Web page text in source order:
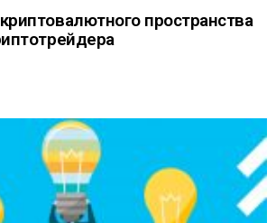
пространства